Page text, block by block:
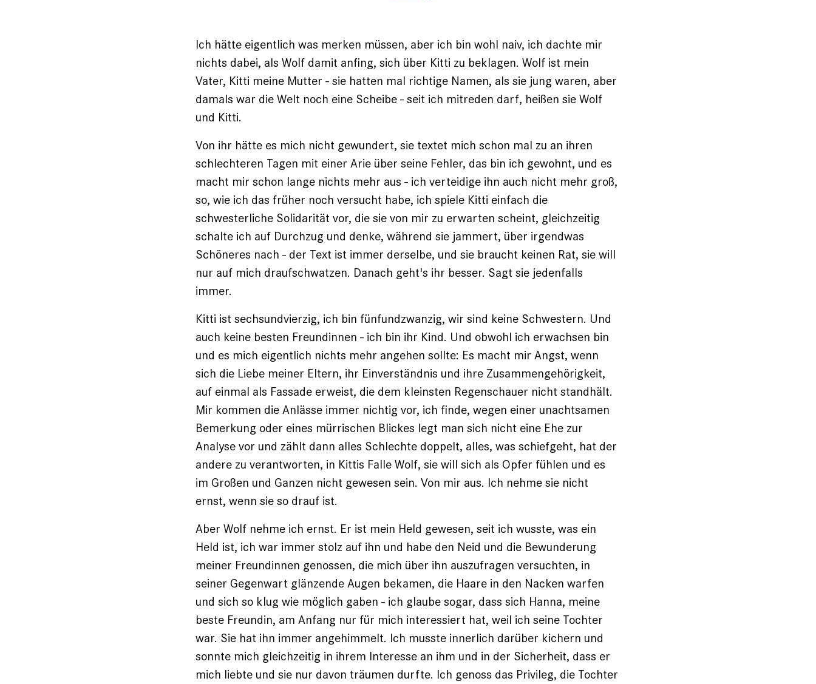
Ich hätte eigentlich was merken müssen, aber ich bin wohl naiv, ich dachte mir
nichts dabei, als Wolf damit anfing, sich über Kitti zu beklagen. Wolf ist mein
Vater, Kitti meine Mutter - sie hatten mal richtige Namen, als sie jung waren, aber
damals war die Welt noch eine Scheibe - seit ich mitreden darf, heißen sie Wolf
und Kitti.
Von ihr hätte es mich nicht gewundert, sie textet mich schon mal zu an ihren
schlechteren Tagen mit einer Arie über seine Fehler, das bin ich gewohnt, und es
macht mir schon lange nichts mehr aus - ich verteidige ihn auch nicht mehr groß,
so, wie ich das früher noch versucht habe, ich spiele Kitti einfach die
schwesterliche Solidarität vor, die sie von mir zu erwarten scheint, gleichzeitig
schalte ich auf Durchzug und denke, während sie jammert, über irgendwas
Schöneres nach - der Text ist immer derselbe, und sie braucht keinen Rat, sie will
nur auf mich draufschwatzen. Danach geht's ihr besser. Sagt sie jedenfalls
immer.
Kitti ist sechsundvierzig, ich bin fünfundzwanzig, wir sind keine Schwestern. Und
auch keine besten Freundinnen - ich bin ihr Kind. Und obwohl ich erwachsen bin
und es mich eigentlich nichts mehr angehen sollte: Es macht mir Angst, wenn
sich die Liebe meiner Eltern, ihr Einverständnis und ihre Zusammengehörigkeit,
auf einmal als Fassade erweist, die dem kleinsten Regenschauer nicht standhält.
Mir kommen die Anlässe immer nichtig vor, ich finde, wegen einer unachtsamen
Bemerkung oder eines mürrischen Blickes legt man sich nicht eine Ehe zur
Analyse vor und zählt dann alles Schlechte doppelt, alles, was schiefgeht, hat der
andere zu verantworten, in Kittis Falle Wolf, sie will sich als Opfer fühlen und es
im Großen und Ganzen nicht gewesen sein. Von mir aus. Ich nehme sie nicht
ernst, wenn sie so drauf ist.
Aber Wolf nehme ich ernst. Er ist mein Held gewesen, seit ich wusste, was ein
Held ist, ich war immer stolz auf ihn und habe den Neid und die Bewunderung
meiner Freundinnen genossen, die mich über ihn auszufragen versuchten, in
seiner Gegenwart glänzende Augen bekamen, die Haare in den Nacken warfen
und sich so klug wie möglich gaben - ich glaube sogar, dass sich Hanna, meine
beste Freundin, am Anfang nur für mich interessiert hat, weil ich seine Tochter
war. Sie hat ihn immer angehimmelt. Ich musste innerlich darüber kichern und
sonnte mich gleichzeitig in ihrem Interesse an ihm und in der Sicherheit, dass er
mich liebte und sie nur davon träumen durfte. Ich genoss das Privileg, die Tochter